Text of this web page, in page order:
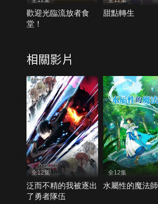
歡迎光臨流放者食
堂！
甜點轉生
相關影片
全12集
泛而不精的我被逐出
了勇者隊伍
全12集
水屬性的魔法師